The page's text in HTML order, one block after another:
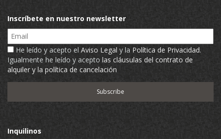
Inscríbete en nuestro newsletter
Email
He leído y acepto el Aviso Legal y la Política de Privacidad.
Igualmente he leído y acepto las cláusulas del contrato de
alquiler y la política de cancelación
Inquilinos